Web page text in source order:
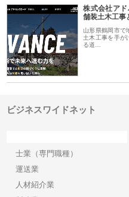
株式会社ア
舗装土木工事
山形県鶴岡市で
土木工事を手が
る道…
ビジネスワイドネット
士業（専門職種）
運送業
人材紹介業